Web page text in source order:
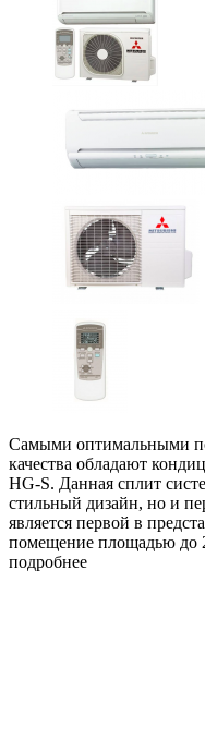
​Самыми оптимальными
качества обладают
HG-S. Данная сплит
стильный дизайн, но и
является первой в
помещение площадью до
подробнее